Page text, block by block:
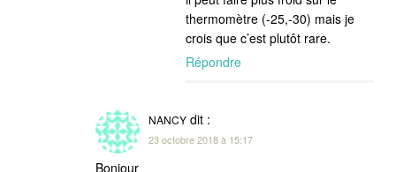
thermomètre (-25,-30) mais je
crois que c’est plutôt rare.
Répondre
NANCY dit :
23 octobre 2018 à 15:17
Bonjour